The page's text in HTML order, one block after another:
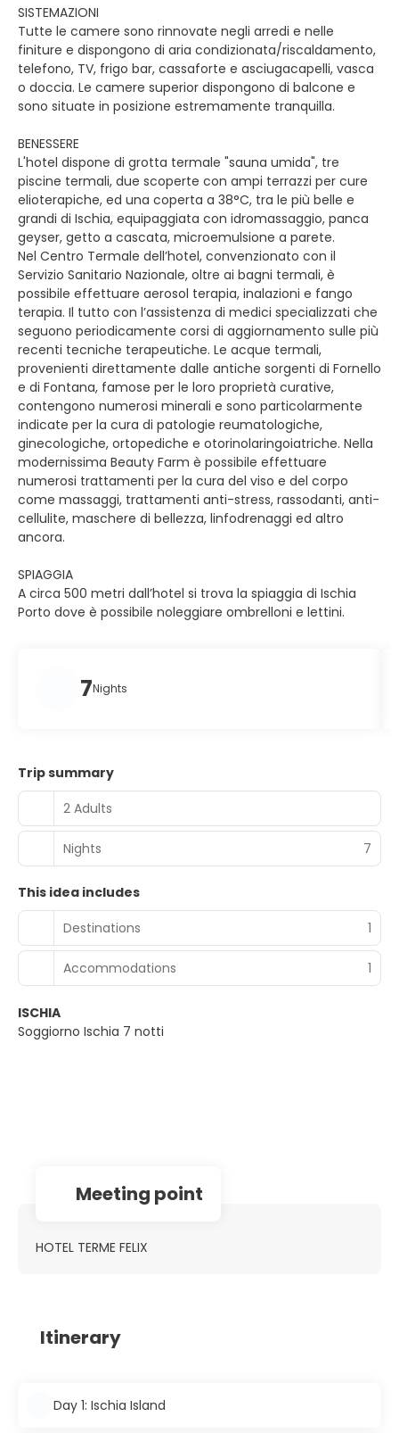
SISTEMAZIONI
Tutte le camere sono rinnovate negli arredi e nelle
finiture e dispongono di aria condizionata/riscaldamento,
telefono, TV, frigo bar, cassaforte e asciugacapelli, vasca
o doccia. Le camere superior dispongono di balcone e
sono situate in posizione estremamente tranquilla.
BENESSERE
L'hotel dispone di grotta termale "sauna umida", tre
piscine termali, due scoperte con ampi terrazzi per cure
elioterapiche, ed una coperta a 38°C, tra le più belle e
grandi di Ischia, equipaggiata con idromassaggio, panca
geyser, getto a cascata, microemulsione a parete.
Nel Centro Termale dell’hotel, convenzionato con il
Servizio Sanitario Nazionale, oltre ai bagni termali, è
possibile effettuare aerosol terapia, inalazioni e fango
terapia. Il tutto con l’assistenza di medici specializzati che
seguono periodicamente corsi di aggiornamento sulle più
recenti tecniche terapeutiche. Le acque termali,
provenienti direttamente dalle antiche sorgenti di Fornello
e di Fontana, famose per le loro proprietà curative,
contengono numerosi minerali e sono particolarmente
indicate per la cura di patologie reumatologiche,
ginecologiche, ortopediche e otorinolaringoiatriche. Nella
modernissima Beauty Farm è possibile effettuare
numerosi trattamenti per la cura del viso e del corpo
come massaggi, trattamenti anti-stress, rassodanti, anti-
cellulite, maschere di bellezza, linfodrenaggi ed altro
ancora.
SPIAGGIA
A circa 500 metri dall’hotel si trova la spiaggia di Ischia
Porto dove è possibile noleggiare ombrelloni e lettini.
7Nights
Trip summary
2 Adults
Nights 7
This idea includes
Destinations
1
Accommodations 1
ISCHIA
Soggiorno Ischia 7 notti
Meeting point
HOTEL TERME FELIX
Itinerary
Day 1: Ischia Island